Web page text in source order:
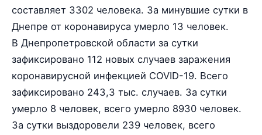
составляет 3302 человека. За минувшие сутки в
Днепре от коронавируса умерло 13 человек.
В Днепропетровской области за сутки
зафиксировано 112 новых случаев заражения
коронавирусной инфекцией COVID-19. Всего
зафиксировано 243,3 тыс. случаев. За сутки
умерло 8 человек, всего умерло 8930 человек.
За сутки выздоровели 239 человек, всего